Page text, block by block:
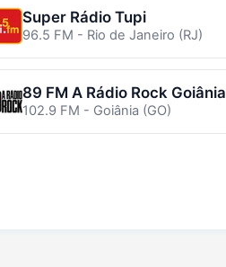
Super Rádio Tupi
96.5 FM - Rio de Janeiro (RJ)
89 FM A Rádio Rock Goiânia
102.9 FM - Goiânia (GO)